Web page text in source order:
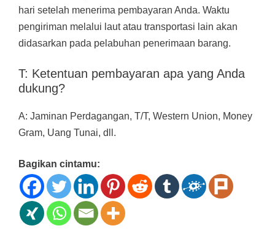
hari setelah menerima pembayaran Anda. Waktu
pengiriman melalui laut atau transportasi lain akan
didasarkan pada pelabuhan penerimaan barang.
T: Ketentuan pembayaran apa yang Anda
dukung?
A: Jaminan Perdagangan, T/T, Western Union, Money
Gram, Uang Tunai, dll.
Bagikan cintamu: